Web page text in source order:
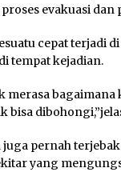
evakuasi
cepat terjadi
tempat kejadian.
merasa
bisa
pernah
yang